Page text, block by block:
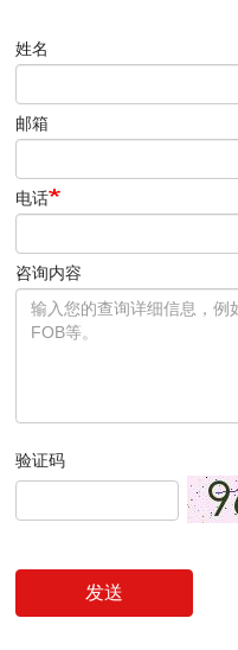
姓名
邮箱
电话
咨询内容
验证码
发送